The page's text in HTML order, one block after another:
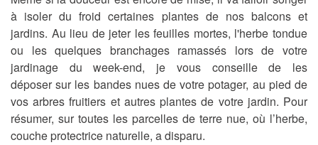
à isoler du froid certaines plantes de nos balcons et
jardins. Au lieu de jeter les feuilles mortes, l'herbe tondue
ou les quelques branchages ramassés lors de votre
jardinage du week-end, je vous conseille de les
déposer sur les bandes nues de votre potager, au pied de
vos arbres fruitiers et autres plantes de votre jardin. Pour
résumer, sur toutes les parcelles de terre nue, où l’herbe,
couche protectrice naturelle, a disparu.